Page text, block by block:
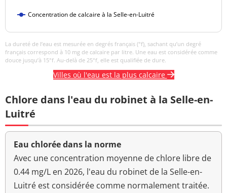
Température de l'eau 19,8 °C
mesure du pH
19,5 °C
Titre hydrotimétrique 12,2 °f
néphélométrique NFU
<0,20 NFU <=2 NFU
Concentration de calcaire à la Selle-en-Luitré
La dureté de l’eau est mesurée en degrés français (°f), sachant qu’un degré
français correspond à 10 mg de calcaire par litre. Une eau est considérée comme
douce jusqu’à 15°f. Au-delà de 25°f, elle est qualifiée de dure.
Villes où l'eau est la plus calcaire
Chlore dans l'eau du robinet à la Selle-en-
Luitré
Eau chlorée dans la norme
Avec une concentration moyenne de chlore libre de
0.44 mg/L en 2026, l'eau du robinet de la Selle-en-
Luitré est considérée comme normalement traitée.